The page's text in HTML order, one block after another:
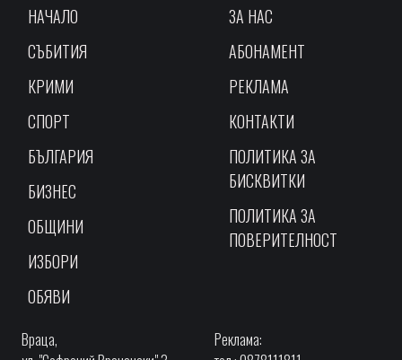
НАЧАЛО
СЪБИТИЯ
КРИМИ
СПОРТ
БЪЛГАРИЯ
БИЗНЕС
ОБЩИНИ
ИЗБОРИ
ОБЯВИ
ЗА НАС
АБОНАМЕНТ
РЕКЛАМА
КОНТАКТИ
ПОЛИТИКА ЗА
БИСКВИТКИ
ПОЛИТИКА ЗА
ПОВЕРИТЕЛНОСТ
Враца,
Реклама: